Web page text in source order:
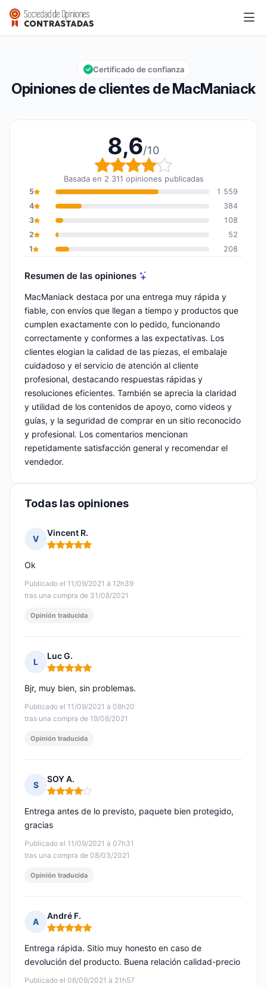
MacManiack
Calificación global: 8,6 de 10
8,6/10
Opiniones de clientes de MacManiack
Certificado de confianza
8,6/10
Calificación global: 8,6
Basada en 2 311 opiniones publicadas
5
1 559
4
384
3
108
2
52
1
208
Resumen de las opiniones
MacManiack destaca por una entrega muy rápida y
fiable, con envíos que llegan a tiempo y productos que
cumplen exactamente con lo pedido, funcionando
correctamente y conformes a las expectativas. Los
clientes elogian la calidad de las piezas, el embalaje
cuidadoso y el servicio de atención al cliente
profesional, destacando respuestas rápidas y
resoluciones eficientes. También se aprecia la claridad
y utilidad de los contenidos de apoyo, como videos y
guías, y la seguridad de comprar en un sitio reconocido
y profesional. Los comentarios mencionan
repetidamente satisfacción general y recomendar el
vendedor.
Todas las opiniones
V
Vincent R.
Nota: 5 de 5
Publicado el 11/09/2021 à 12h39
tras una compra de 31/08/2021
Ok
Opinión traducida
L
Luc G.
Nota: 5 de 5
Publicado el 11/09/2021 à 08h20
tras una compra de 19/08/2021
Bjr, muy bien, sin problemas.
Opinión traducida
S
SOY A.
Nota: 4 de 5
Publicado el 11/09/2021 à 07h31
tras una compra de 08/03/2021
Entrega antes de lo previsto, paquete bien protegido,
gracias
Opinión traducida
A
André F.
Nota: 5 de 5
Publicado el 06/09/2021 à 21h57
Entrega rápida. Sitio muy honesto en caso de
devolución del producto. Buena relación calidad-precio